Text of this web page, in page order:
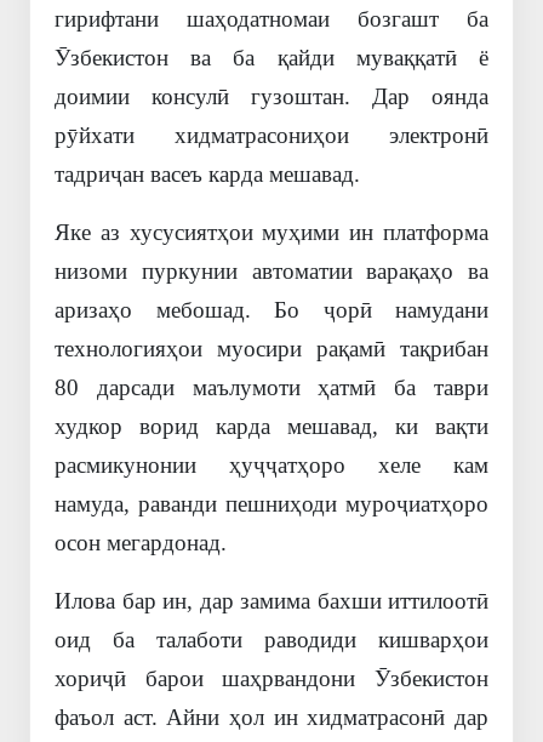
гирифтани шаҳодатномаи бозгашт ба
Ӯзбекистон ва ба қайди муваққатӣ ё
доимии консулӣ гузоштан. Дар оянда
рӯйхати хидматрасониҳои электронӣ
тадриҷан васеъ карда мешавад.
Яке аз хусусиятҳои муҳими ин платформа
низоми пуркунии автоматии варақаҳо ва
аризаҳо мебошад. Бо ҷорӣ намудани
технологияҳои муосири рақамӣ тақрибан
80 дарсади маълумоти ҳатмӣ ба таври
худкор ворид карда мешавад, ки вақти
расмикунонии ҳуҷҷатҳоро хеле кам
намуда, раванди пешниҳоди муроҷиатҳоро
осон мегардонад.
Илова бар ин, дар замима бахши иттилоотӣ
оид ба талаботи раводиди кишварҳои
хориҷӣ барои шаҳрвандони Ӯзбекистон
фаъол аст. Айни ҳол ин хидматрасонӣ дар